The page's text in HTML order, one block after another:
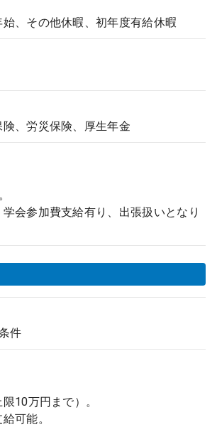
、その他休暇、初年度有給休暇
、労災保険、厚生年金
会参加費支給有り、出張扱いとなり
件
10万円まで）。
可能。